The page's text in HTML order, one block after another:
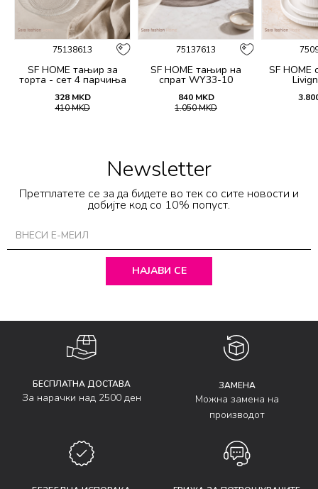
75138613
SF HOME тањир за
торта - сет 4 парчиња
328 MKD
410MKD
75137613
SF HOME тањир на
спрат WY33-10
840 MKD
1.050MKD
SF HOME
Newsletter
Претплатете се за да бидете во тек со сите новости и
добијте код со 10% попуст.
НАЈАВИ СЕ
БЕСПЛАТНА ДОСТАВА
За нарачки над 2500 ден
ЗАМЕНА
Можна замена на
производот